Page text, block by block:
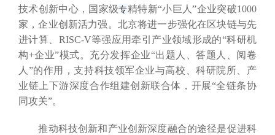
技术创新中心，国家级专精特新“小巨人”企业突破1000
家，企业创新活力强。北京将进一步强化在区块链与先
进计算、RISC-V等强应用牵引产业领域形成的“科研机
构+企业”模式。充分发挥企业“出题人、答题人、阅卷
人”的作用，支持科技领军企业与高校、科研院所、产
业链上下游深度合作组建创新联合体，开展“全链条协
同攻关”。
推动科技创新和产业创新深度融合的途径是促进科